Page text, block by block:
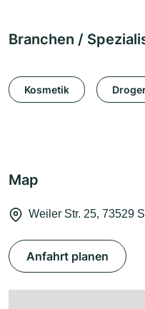
Branchen /
Kosmetik
Map
Weiler Str. 25, 73529
Anfahrt planen